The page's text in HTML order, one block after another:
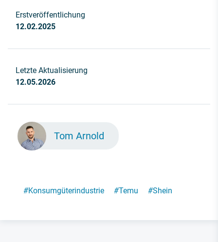
Erstveröffentlichung
12.02.2025
Letzte Aktualisierung
12.05.2026
Tom Arnold
#Konsumgüterindustrie #Temu #Shein